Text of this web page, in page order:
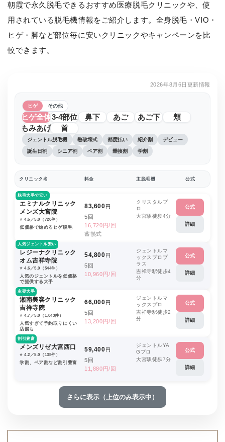
朝霞で永久脱毛できるおすすめ医療脱毛クリニックや、使
用されている脱毛機情報をご紹介します。全身脱毛・VIO・
ヒゲ・脚など部位毎に安いクリニックやキャンペーンを比
較できます。
2026年8月6日更新情報
ヒゲ その他
ヒゲ全体3-4部位 鼻下 あご あご下
頬
もみあげ
首
ジェントル脱毛機 熱破壊式 都度払い 紹介割 デビュー
誕生日割 シニア割 ペア割 乗換割 学割
クリニック名 料金 主脱毛機 公式
脱毛大手で安い
エミナルクリニック
メンズ大宮院
⭐️ 4.6／5.0（720件）
低価格で始めるヒゲ脱毛
83,600円
5回
16,720円/回
蓄熱式
クリスタルプ
ロ
大宮駅徒歩4分
公式
詳細
人気ジェントル安い
レジーナクリニック
オム吉祥寺院
⭐️ 4.6／5.0（544件）
人気のジェントルを低価格
で提供する大手
54,800円
5回
10,960円/回
ジェントルマ
ックスプロプ
ラス
吉祥寺駅徒歩4
分
公式
詳細
主要大手
湘南美容クリニック
吉祥寺院
⭐️ 4.7／5.0（1,043件）
人気すぎて予約取りにくい
店舗も
66,000円
5回
13,200円/回
ジェントルマ
ックスプロ
吉祥寺駅徒歩2
分
公式
詳細
割引豊富
メンズリゼ大宮西口
⭐️ 4.2／5.0（138件）
学割、ペア割など割引豊富
59,400円
5回
11,880円/回
ジェントルYA
Gプロ
大宮駅徒歩7分
公式
詳細
さらに表示（上位のみ表示中）